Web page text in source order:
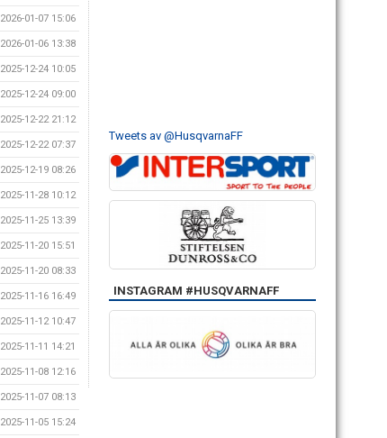
2026-01-07 15:06
2026-01-06 13:38
2025-12-24 10:05
2025-12-24 09:00
2025-12-22 21:12
2025-12-22 07:37
2025-12-19 08:26
2025-11-28 10:12
2025-11-25 13:39
2025-11-20 15:51
2025-11-20 08:33
2025-11-16 16:49
2025-11-12 10:47
2025-11-11 14:21
2025-11-08 12:16
2025-11-07 08:13
2025-11-05 15:24
Tweets av @HusqvarnaFF
INSTAGRAM #HUSQVARNAFF